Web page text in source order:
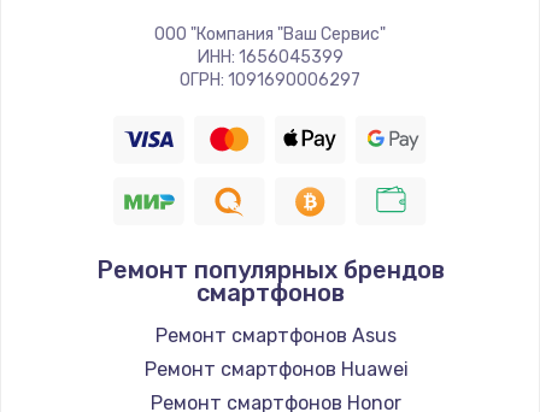
ООО "Компания "Ваш Сервис"
ИНН: 1656045399
ОГРН: 1091690006297
Ремонт популярных брендов
смартфонов
Ремонт смартфонов Asus
Ремонт смартфонов Huawei
Ремонт смартфонов Honor